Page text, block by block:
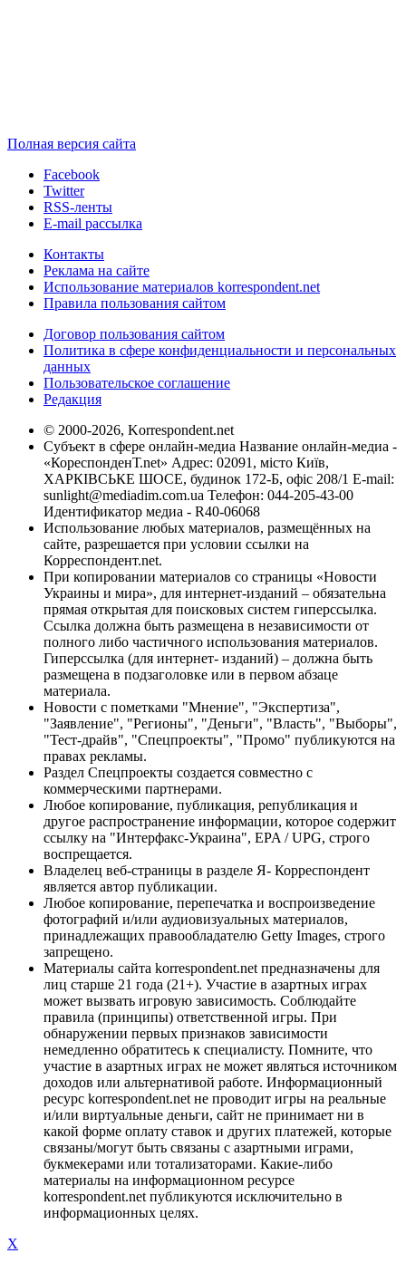
Полная версия сайта
Facebook
Twitter
RSS-ленты
E-mail рассылка
Контакты
Реклама на сайте
Использование материалов korrespondent.net
Правила пользования сайтом
Договор пользования сайтом
Политика в сфере конфиденциальности и персональных
данных
Пользовательское соглашение
Редакция
© 2000-2026, Korrespondent.net
Субъект в сфере онлайн-медиа Название онлайн-медиа -
«КореспонденТ.net» Адрес: 02091, місто Київ,
ХАРКІВСЬКЕ ШОСЕ, будинок 172-Б, офіс 208/1 E-mail:
sunlight@mediadim.com.ua Телефон: 044-205-43-00
Идентификатор медиа - R40-06068
Использование любых материалов, размещённых на
сайте, разрешается при условии ссылки на
Корреспондент.net.
При копировании материалов со страницы «Новости
Украины и мира», для интернет-изданий – обязательна
прямая открытая для поисковых систем гиперссылка.
Ссылка должна быть размещена в независимости от
полного либо частичного использования материалов.
Гиперссылка (для интернет- изданий) – должна быть
размещена в подзаголовке или в первом абзаце
материала.
Новости с пометками "Мнение", "Экспертиза",
"Заявление", "Регионы", "Деньги", "Власть", "Выборы",
"Тест-драйв", "Спецпроекты", "Промо" публикуются на
правах рекламы.
Раздел Спецпроекты создается совместно с
коммерческими партнерами.
Любое копирование, публикация, републикация и
другое распространение информации, которое содержит
ссылку на "Интерфакс-Украина", EPA / UPG, строго
воспрещается.
Владелец веб-страницы в разделе Я- Корреспондент
является автор публикации.
Любое копирование, перепечатка и воспроизведение
фотографий и/или аудиовизуальных материалов,
принадлежащих правообладателю Getty Images, строго
запрещено.
Материалы сайта korrespondent.net предназначены для
лиц старше 21 года (21+). Участие в азартных играх
может вызвать игровую зависимость. Соблюдайте
правила (принципы) ответственной игры. При
обнаружении первых признаков зависимости
немедленно обратитесь к специалисту. Помните, что
участие в азартных играх не может являться источником
доходов или альтернативой работе. Информационный
ресурс korrespondent.net не проводит игры на реальные
и/или виртуальные деньги, сайт не принимает ни в
какой форме оплату ставок и других платежей, которые
связаны/могут быть связаны с азартными играми,
букмекерами или тотализаторами. Какие-либо
материалы на информационном ресурсе
korrespondent.net публикуются исключительно в
информационных целях.
X